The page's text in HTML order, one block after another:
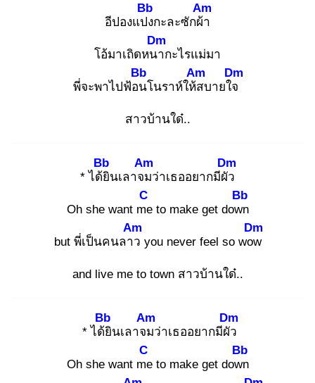
อีปองแปง
Bb
กะละซักผ้า
Am
โอ้มาเถิดหนา
Dm
กะไรแม่มา
พี่จะพาไปฟ้อน
Bb
โนราห์ให้ส
Am
บายใจ
Dm
สาวบ้านใด๋..
* ได้ยิ
Bb
นเลาจม
Am
ว่าเธออยากมีผัว
Dm
Oh she want me
C
to make get down
Bb
but พี่เป็นคนลาว
Am
you never feel so wow
Dm
and live me to town สาวบ้านใด๋..
* ได้ยิ
Bb
นเลาจม
Am
ว่าเธออยากมีผัว
Dm
Oh she want me
C
to make get down
Bb